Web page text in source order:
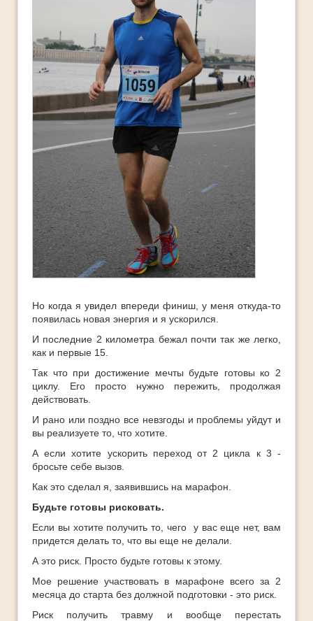
Но когда я увидел впереди финиш, у меня откуда-то
появилась новая энергия и я ускорился.
И последние 2 километра бежал почти так же легко,
как и первые 15.
Так что при достижение мечты будьте готовы ко 2
циклу. Его просто нужно пережить, продолжая
действовать.
И рано или поздно все невзгоды и проблемы уйдут и
вы реализуете то, что хотите.
А если хотите ускорить переход от 2 цикла к 3 -
бросьте себе вызов.
Как это сделал я, заявившись на марафон.
Будьте готовы рисковать.
Если вы хотите получить то, чего у вас еще нет, вам
придется делать то, что вы еще не делали.
А это риск. Просто будьте готовы к этому.
Мое решение участвовать в марафоне всего за 2
месяца до старта без должной подготовки - это риск.
Риск получить травму и вообще перестать